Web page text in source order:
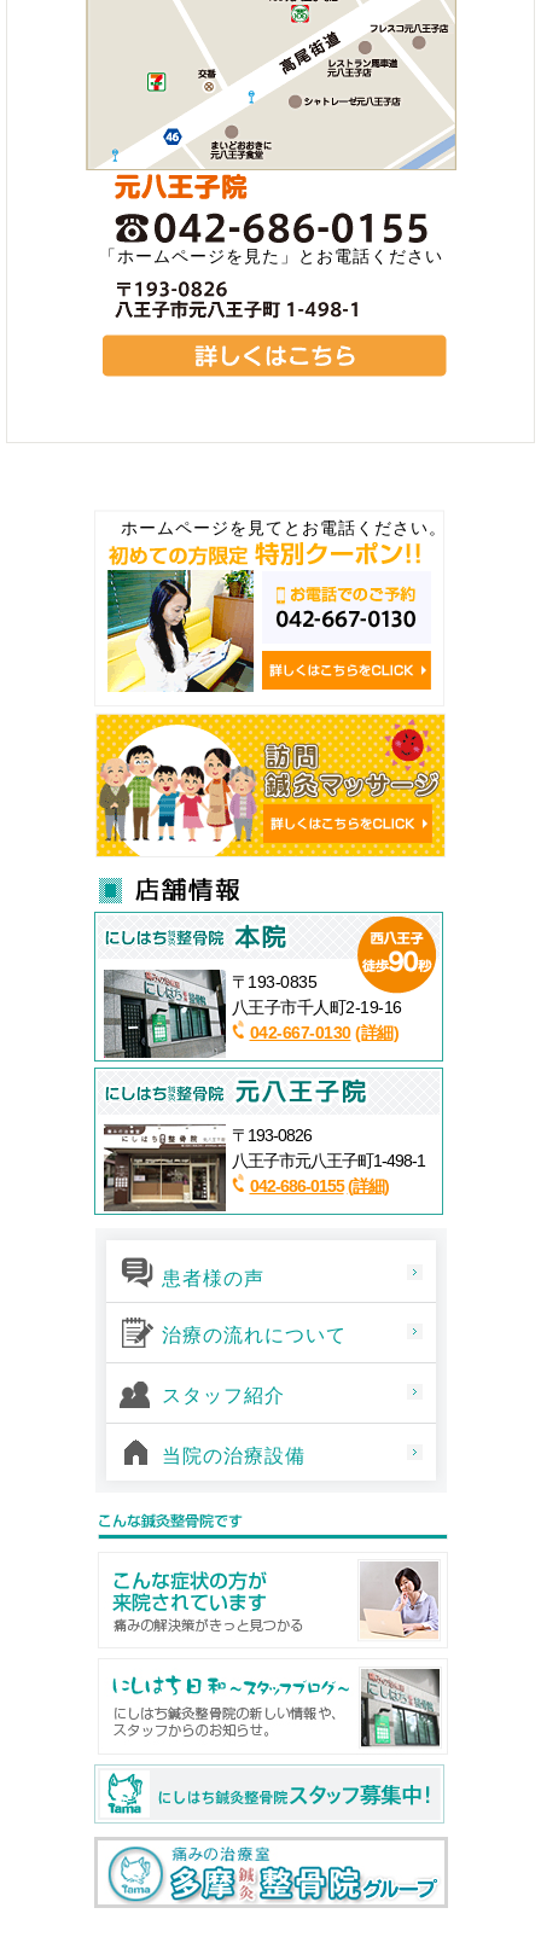
「ホームページを見た」とお電話ください
ホームページを見てとお電話ください。
〒193-0835
八王子市千人町2-19-16
042-667-0130 (詳細)
〒193-0826
八王子市元八王子町1-498-1
042-686-0155 (詳細)
患者様の声
治療の流れについて
スタッフ紹介
当院の治療設備